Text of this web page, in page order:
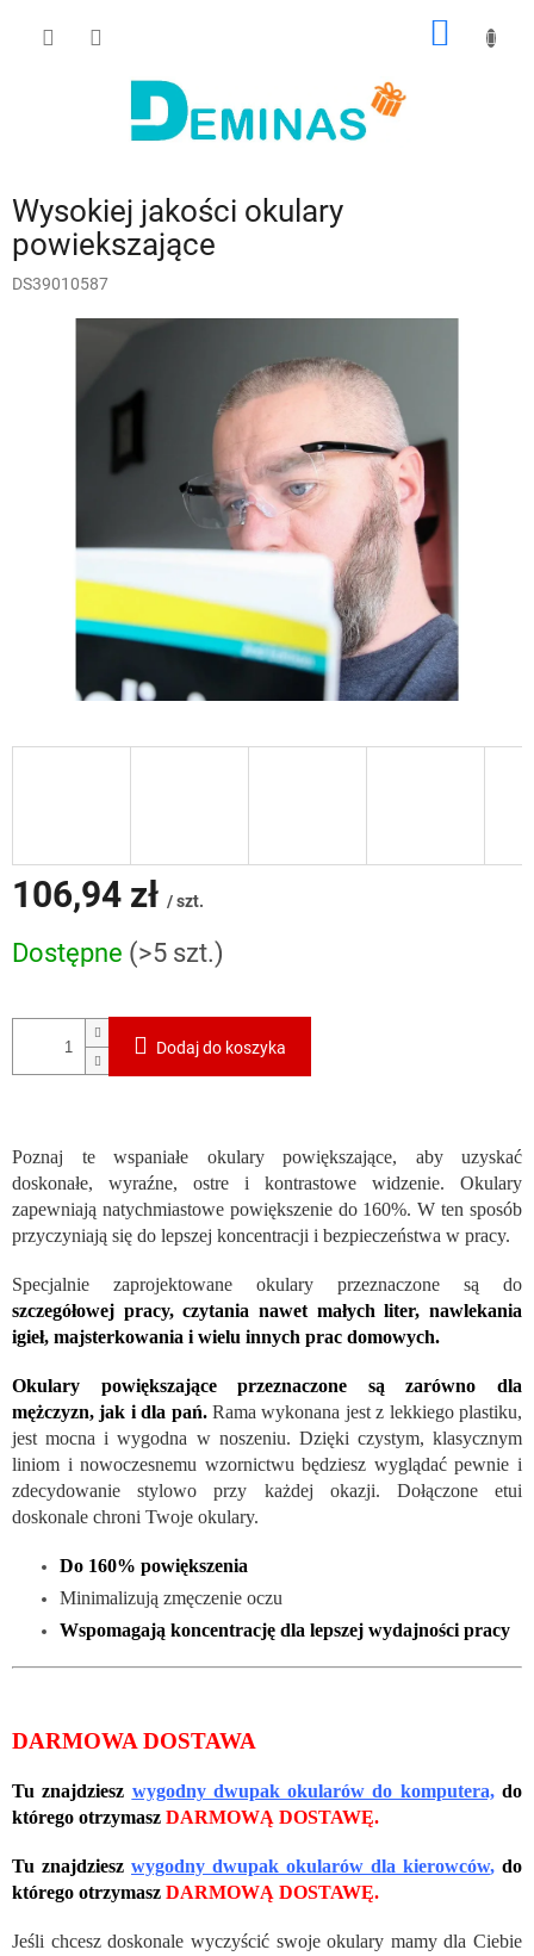
Wysokiej jakości okulary
powiekszające
DS39010587
106,94 zł / szt.
jednostkowa:
Dostępne (>5 szt.)
Dodaj do koszyka
Poznaj te wspaniałe okulary powiększające, aby uzyskać
doskonałe, wyraźne, ostre i kontrastowe widzenie. Okulary
zapewniają natychmiastowe powiększenie do 160%. W ten sposób
przyczyniają się do lepszej koncentracji i bezpieczeństwa w pracy.
Specjalnie zaprojektowane okulary przeznaczone są do
szczegółowej pracy, czytania nawet małych liter, nawlekania
igieł, majsterkowania i wielu innych prac domowych.
Okulary powiększające przeznaczone są zarówno dla
mężczyzn, jak i dla pań.Rama wykonana jest z lekkiego plastiku,
jest mocna i wygodna w noszeniu. Dzięki czystym, klasycznym
liniom i nowoczesnemu wzornictwu będziesz wyglądać pewnie i
zdecydowanie stylowo przy każdej okazji. Dołączone etui
doskonale chroni Twoje okulary.
Do 160% powiększenia
Minimalizują zmęczenie oczu
Wspomagają koncentrację dla lepszej wydajności pracy
DARMOWA DOSTAWA
Tu znajdziesz wygodny dwupak okularów do komputera, do
którego otrzymasz DARMOWĄ DOSTAWĘ.
Tu znajdziesz wygodny dwupak okularów dla kierowców, do
którego otrzymasz DARMOWĄ DOSTAWĘ.
Jeśli chcesz doskonale wyczyścić swoje okulary mamy dla Ciebie